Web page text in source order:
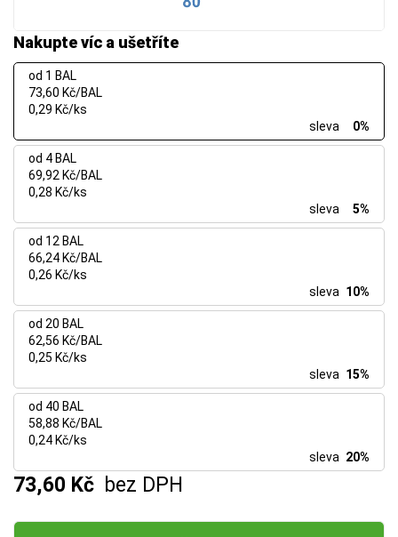
Nakupte víc a ušetříte
od 1 BAL
73,60 Kč/BAL
0,29 Kč/ks
sleva
0%
od 4 BAL
69,92 Kč/BAL
0,28 Kč/ks
sleva
5%
od 12 BAL
66,24 Kč/BAL
0,26 Kč/ks
sleva 10%
od 20 BAL
62,56 Kč/BAL
0,25 Kč/ks
sleva 15%
od 40 BAL
58,88 Kč/BAL
0,24 Kč/ks
sleva 20%
73,60 Kč bez DPH